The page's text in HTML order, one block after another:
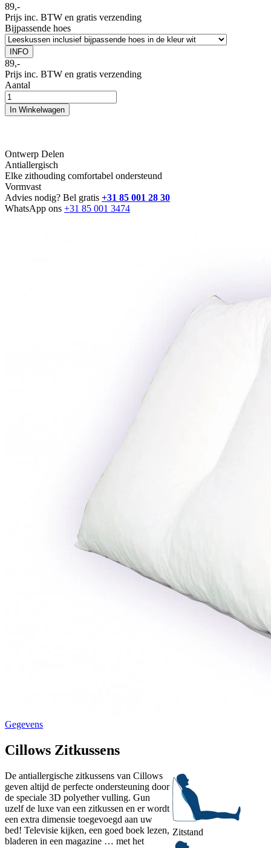
89,-
Prijs inc. BTW en gratis verzending
Bijpassende hoes
INFO
89,-
Prijs inc. BTW en gratis verzending
Aantal
In Winkelwagen
Ontwerp Delen
Antiallergisch
Elke zithouding comfortabel ondersteund
Vormvast
Advies nodig? Bel gratis +31 85 001 28 30
WhatsApp ons +31 85 001 3474
Gegevens
Cillows Zitkussens
Zitstand
De antiallergische zitkussens van Cillows
geven altijd de perfecte ondersteuning door
de speciale 3D polyether vulling. Gun
uzelf de luxe van een zitkussen en er wordt
een extra dimensie toegevoegd aan uw
bed! Televisie kijken, een goed boek lezen,
bladeren in een magazine … met het